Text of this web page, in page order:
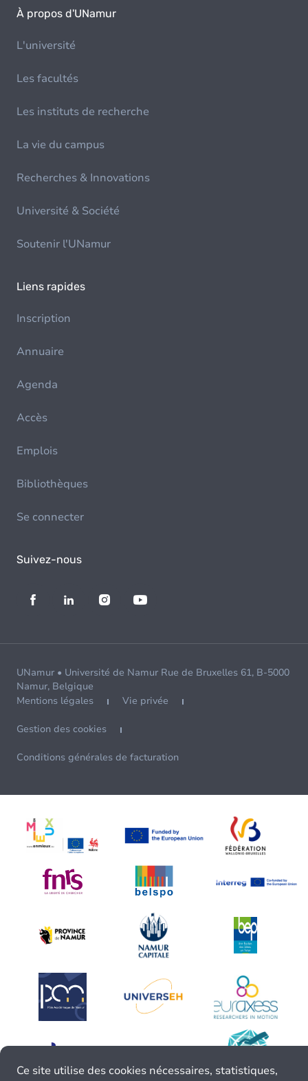
À propos d'UNamur
L'université
Les facultés
Les instituts de recherche
La vie du campus
Recherches & Innovations
Université & Société
Soutenir l'UNamur
Liens rapides
Inscription
Annuaire
Agenda
Accès
Emplois
Bibliothèques
Se connecter
Suivez-nous
UNamur • Université de Namur Rue de Bruxelles 61, B-5000
Namur, Belgique
Mentions légales
Vie privée
Gestion des cookies
Conditions générales de facturation
Ce site utilise des cookies nécessaires, statistiques,